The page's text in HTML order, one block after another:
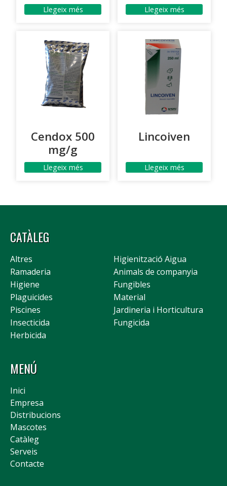
Llegeix més Llegeix més
Cendox 500
mg/g
Llegeix més
Lincoiven
Llegeix més
CATÀLEG
Altres
Higienització Aigua
Ramaderia
Animals de companyia
Higiene
Fungibles
Plaguicides
Material
Piscines
Jardineria i Horticultura
Insecticida
Fungicida
Herbicida
MENÚ
Inici
Empresa
Distribucions
Mascotes
Catàleg
Serveis
Contacte